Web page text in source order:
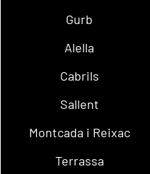
Gurb
Alella
Cabrils
Sallent
Montcada i Reixac
Terrassa